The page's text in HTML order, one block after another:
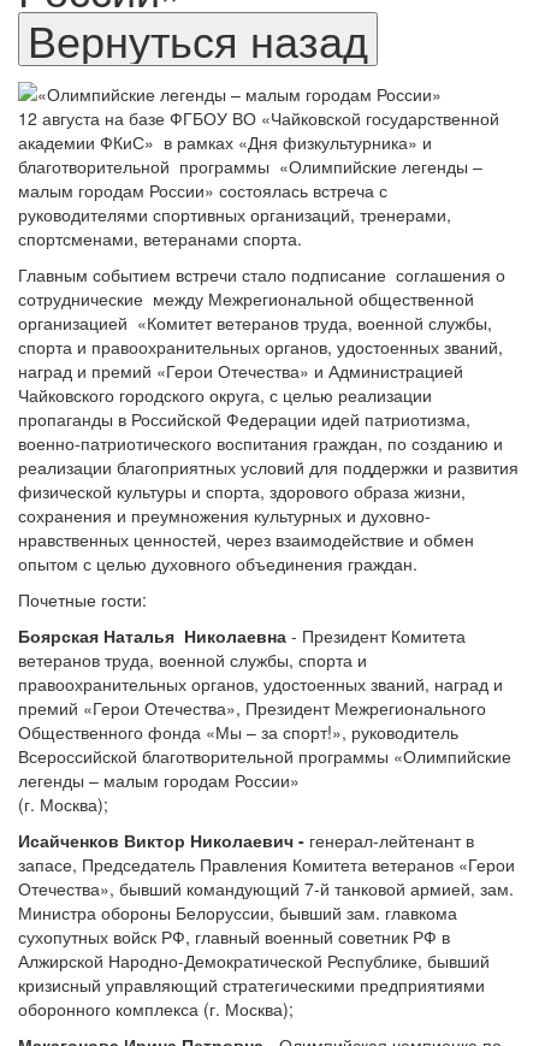
12 августа на базе ФГБОУ ВО «Чайковской государственной
академии ФКиС» в рамках «Дня физкультурника» и
благотворительной программы «Олимпийские легенды –
малым городам России» состоялась встреча с
руководителями спортивных организаций, тренерами,
спортсменами, ветеранами спорта.
Главным событием встречи стало подписание соглашения о
сотруднические между Межрегиональной общественной
организацией «Комитет ветеранов труда, военной службы,
спорта и правоохранительных органов, удостоенных званий,
наград и премий «Герои Отечества» и Администрацией
Чайковского городского округа, с целью реализации
пропаганды в Российской Федерации идей патриотизма,
военно-патриотического воспитания граждан, по созданию и
реализации благоприятных условий для поддержки и развития
физической культуры и спорта, здорового образа жизни,
сохранения и преумножения культурных и духовно-
нравственных ценностей, через взаимодействие и обмен
опытом с целью духовного объединения граждан.
Почетные гости:
Боярская Наталья Николаевна - Президент Комитета
ветеранов труда, военной службы, спорта и
правоохранительных органов, удостоенных званий, наград и
премий «Герои Отечества», Президент Межрегионального
Общественного фонда «Мы – за спорт!», руководитель
Всероссийской благотворительной программы «Олимпийские
легенды – малым городам России»
(г. Москва);
Исайченков Виктор Николаевич - генерал-лейтенант в
запасе, Председатель Правления Комитета ветеранов «Герои
Отечества», бывший командующий 7-й танковой армией, зам.
Министра обороны Белоруссии, бывший зам. главкома
сухопутных войск РФ, главный военный советник РФ в
Алжирской Народно-Демократической Республике, бывший
кризисный управляющий стратегическими предприятиями
оборонного комплекса (г. Москва);